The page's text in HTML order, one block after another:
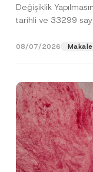
Değişiklik
tarihli ve 33299
08/07/2026